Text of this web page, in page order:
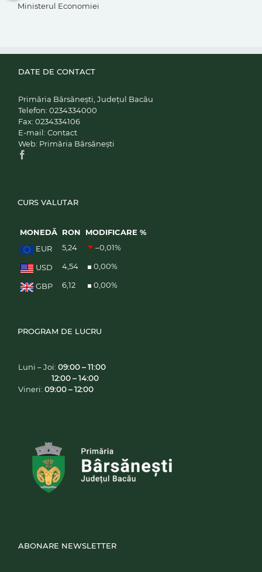
Ministerul Economiei
DATE DE CONTACT
Primăria Bârsănești, Județul Bacău
Telefon: 0234334000
Fax: 0234334106
E-mail: Contact
Web: Primăria Bârsănești
CURS VALUTAR
MONEDĂ RON
MODIFICARE %
EUR
5,24 –0,01%
USD 4,54 0,00%
GBP 6,12 0,00%
PROGRAM DE LUCRU
Luni – Joi: 09:00 – 11:00
12:00 – 14:00
Vineri: 09:00 – 12:00
ABONARE NEWSLETTER